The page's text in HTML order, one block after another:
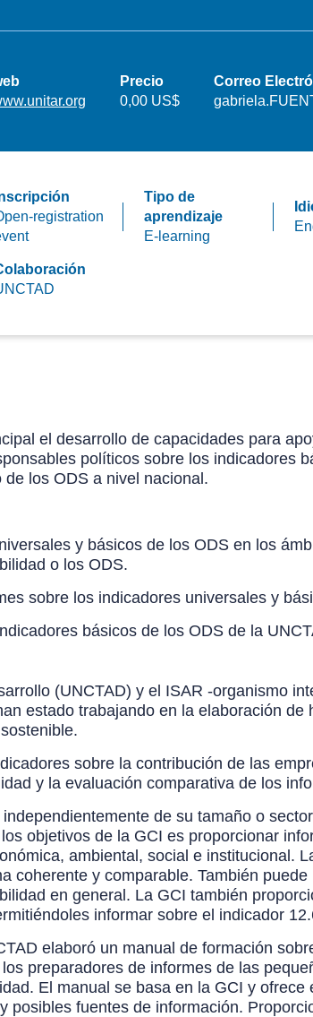
Precio
0,00 US$
Correo
registration
Tipo de
aprendizaje
E-learning
el desarrollo de capacidades para
políticos sobre los indicadores
los ODS a nivel nacional.
y básicos de los ODS en los
o los ODS.
sobre los indicadores universales y
básicos de los ODS de la
(UNCTAD) y el ISAR -organismo
estado trabajando en la elaboración
sobre la contribución de las
y la evaluación comparativa de los
de su tamaño o
objetivos de la GCI es proporcionar
ambiental, social e institucional.
coherente y comparable. También
en general. La GCI también
informar sobre el indicador
elaboró un manual de formación
preparadores de informes de las
El manual se basa en la GCI y
fuentes de información.